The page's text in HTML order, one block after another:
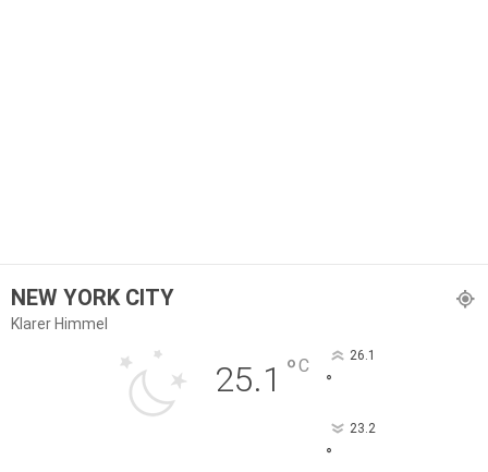
NEW YORK CITY
Klarer Himmel
25.1 °C 26.1
°
23.2
°